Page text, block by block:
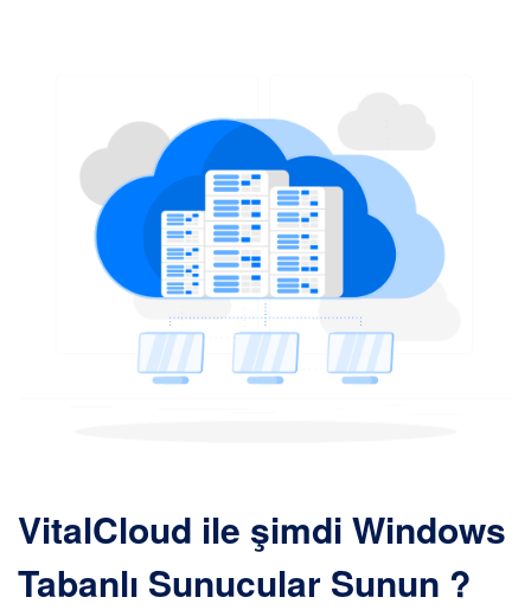
VitalCloud ile şimdi Windows
Tabanlı Sunucular Sunun ?